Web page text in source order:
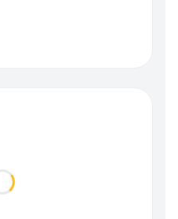
Loading...